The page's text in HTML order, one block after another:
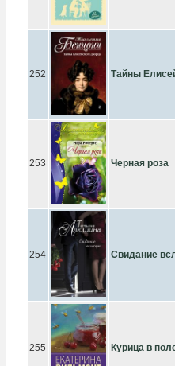
252 Тайны
253 Черная роза
254 Свидание
255 Курица в